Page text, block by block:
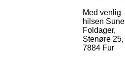
Med venlig
hilsen Sune
Foldager,
Stenøre 25,
7884 Fur